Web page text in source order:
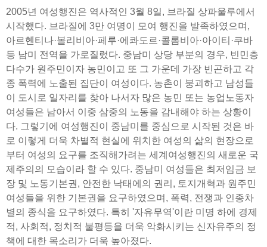
2005년 여성행진은 역사적인 3월 8일, 브라질 상파울루에서
시작했다. 브라질에 3만 여명이 모여 행진을 발족하였으며,
아르헨티나·볼리비아·페루·에콰도르·콜롬비아·아이티·쿠바
등 남미 전역을 가로질렀다. 중남미 상당 부분의 경우, 빈민층
다수가 원주민이자 농민이고 또 그 가운데 가장 빈곤하고 각
종 폭력에 노출된 집단이 여성이다. 농촌이 붕괴하고 남성들
이 도시로 일자리를 찾아 나서자 많은 농민 또는 농업노동자
여성들은 남아서 이중 삼중의 노동을 감내해야 하는 상황이
다. 그렇기에 여성행진이 중남미를 중심으로 시작된 것은 바
로 이렇게 더욱 차별적 현실에 위치한 여성의 삶의 현장으로
부터 여성의 요구를 조직해가려는 세계여성행진의 새로운 국
제주의의 모습이라 할 수 있다. 중남미 여성들은 최저임금 보
장 및 노동기본권, 안전한 낙태에의 권리, 토지개혁과 원주민
여성들을 위한 기본권을 요구하였으며, 폭력, 전쟁과 인종차
별의 종식을 요구하였다. 특히 '자유무역'이란 미명 하에 경제
적, 사회적, 정치적 불평등을 더욱 악화시키는 신자유주의 정
책에 대한 목소리가 더욱 높아졌다.